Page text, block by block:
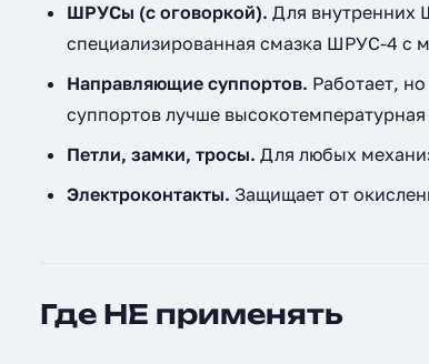
ШРУСы (с оговоркой). Для
специализированная смазка ШРУС-4 с
Направляющие суппортов. Работает,
суппортов лучше высокотемпературная
Петли, замки, тросы. Для любых
Электроконтакты. Защищает от
Где НЕ применять